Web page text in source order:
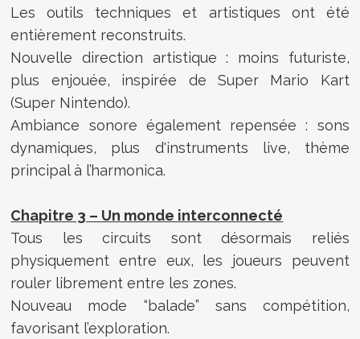
Les outils techniques et artistiques ont été
entièrement reconstruits.
Nouvelle direction artistique : moins futuriste,
plus enjouée, inspirée de Super Mario Kart
(Super Nintendo).
Ambiance sonore également repensée : sons
dynamiques, plus d'instruments live, thème
principal à l’harmonica.
Chapitre 3 – Un monde interconnecté
Tous les circuits sont désormais reliés
physiquement entre eux, les joueurs peuvent
rouler librement entre les zones.
Nouveau mode “balade” sans compétition,
favorisant l’exploration.